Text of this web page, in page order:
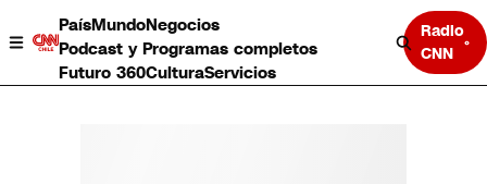
PaísMundoNegocios
Podcast y Programas completos
Futuro 360CulturaServicios
Radio
CNN